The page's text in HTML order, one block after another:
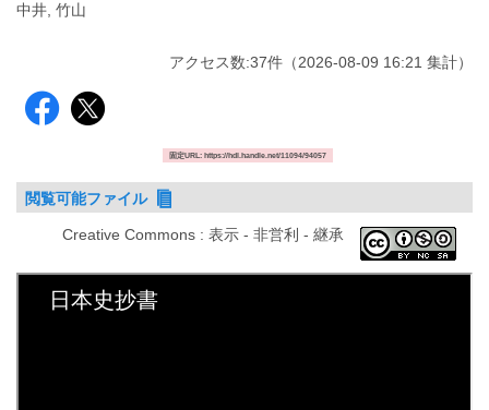
中井, 竹山
アクセス数:37件 （2026-08-09 16:21 集計）
固定URL: https://hdl.handle.net/11094/94057
閲覧可能ファイル
Creative Commons : 表示 - 非営利 - 継承